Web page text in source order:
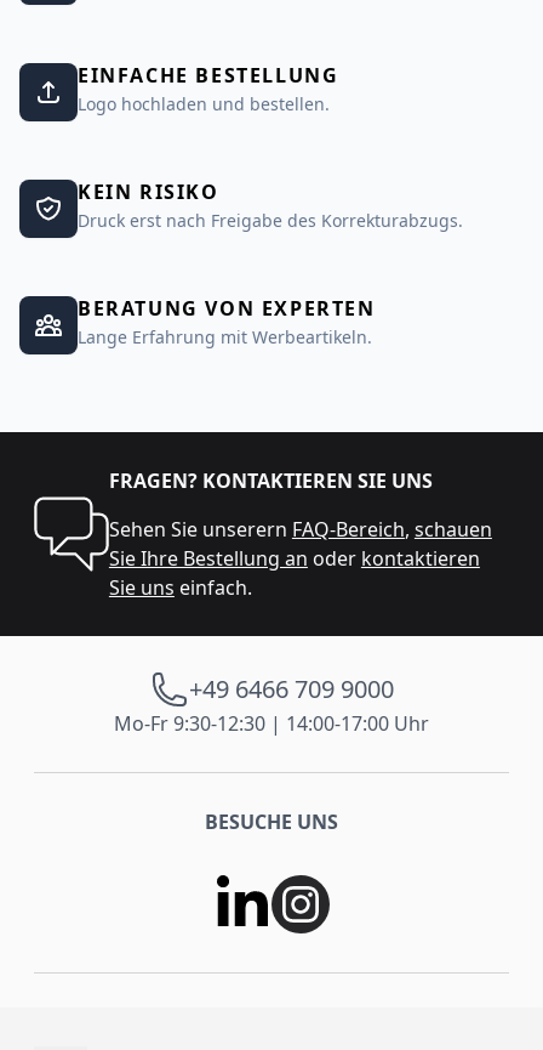
EINFACHE BESTELLUNG
Logo hochladen und bestellen.
KEIN RISIKO
Druck erst nach Freigabe des Korrekturabzugs.
BERATUNG VON EXPERTEN
Lange Erfahrung mit Werbeartikeln.
FRAGEN? KONTAKTIEREN SIE UNS
Sehen Sie unserern FAQ-Bereich, schauen
Sie Ihre Bestellung an oder kontaktieren
Sie uns einfach.
+49 6466 709 9000
Mo-Fr 9:30-12:30 | 14:00-17:00 Uhr
BESUCHE UNS